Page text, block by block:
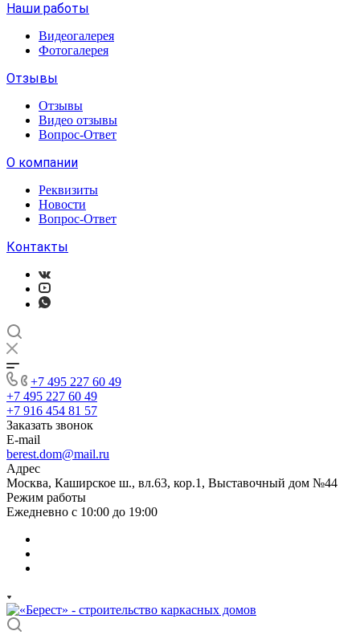
Наши работы
Видеогалерея
Фотогалерея
Отзывы
Отзывы
Видео отзывы
Вопрос-Ответ
О компании
Реквизиты
Новости
Вопрос-Ответ
Контакты
+7 495 227 60 49
+7 495 227 60 49
+7 916 454 81 57
Заказать звонок
E-mail
berest.dom@mail.ru
Адрес
Москва, Каширское ш., вл.63, кор.1, Выставочный дом №44
Режим работы
Ежедневно с 10:00 до 19:00